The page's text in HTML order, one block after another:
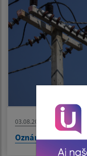
03.08.2026
Oznámenie o